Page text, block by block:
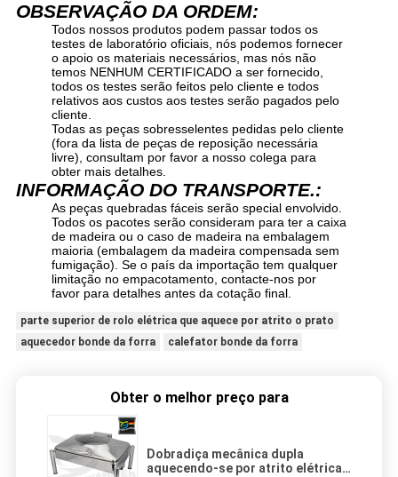
OBSERVAÇÃO DA ORDEM:
Todos nossos produtos podem passar todos os
testes de laboratório oficiais, nós podemos fornecer
o apoio os materiais necessários, mas nós não
temos NENHUM CERTIFICADO a ser fornecido,
todos os testes serão feitos pelo cliente e todos
relativos aos custos aos testes serão pagados pelo
cliente.
Todas as peças sobresselentes pedidas pelo cliente
(fora da lista de peças de reposição necessária
livre), consultam por favor a nosso colega para
obter mais detalhes.
INFORMAÇÃO DO TRANSPORTE.:
As peças quebradas fáceis serão special envolvido.
Todos os pacotes serão consideram para ter a caixa
de madeira ou o caso de madeira na embalagem
maioria (embalagem da madeira compensada sem
fumigação). Se o país da importação tem qualquer
limitação no empacotamento, contacte-nos por
favor para detalhes antes da cotação final.
parte superior de rolo elétrica que aquece por atrito o prato
aquecedor bonde da forra
calefator bonde da forra
Obter o melhor preço para
Dobradiça mecânica dupla
aquecendo-se por atrito elétrica